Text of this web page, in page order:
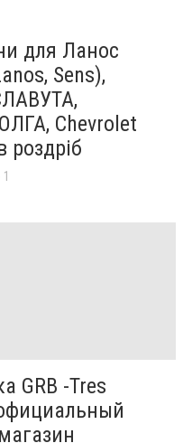
для Ланос
Sens),
Chevrolet
роздріб
1
GRB -Tres